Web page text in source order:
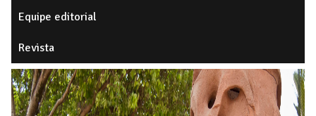
Equipe editorial
Revista